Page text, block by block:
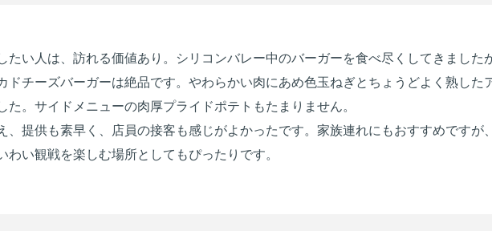
たい人は、訪れる価値あり。シリコンバレー中のバーガーを食べ尽くしてきました
ドチーズバーガーは絶品です。やわらかい肉にあめ色玉ねぎとちょうどよく熟した
た。サイドメニューの肉厚プライドポテトもたまりません。
、提供も素早く、店員の接客も感じがよかったです。家族連れにもおすすめですが
い観戦を楽しむ場所としてもぴったりです。